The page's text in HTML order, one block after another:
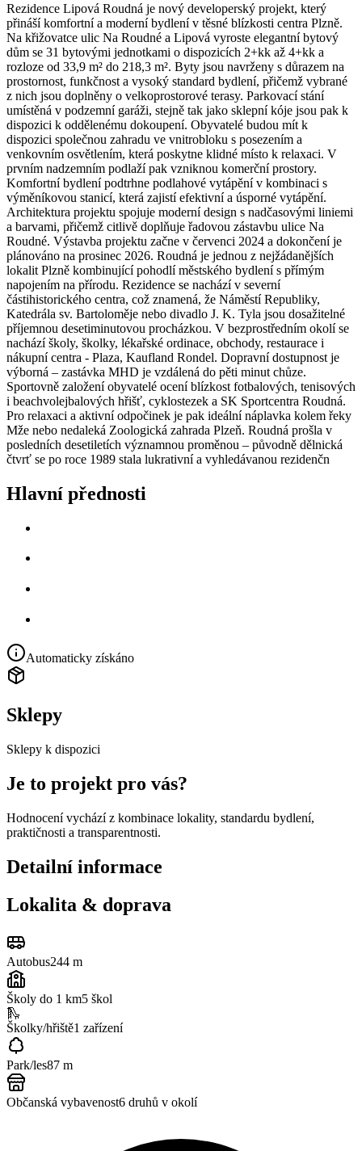
Rezidence Lipová Roudná je nový developerský projekt, který
přináší komfortní a moderní bydlení v těsné blízkosti centra Plzně.
Na křižovatce ulic Na Roudné a Lipová vyroste elegantní bytový
dům se 31 bytovými jednotkami o dispozicích 2+kk až 4+kk a
rozloze od 33,9 m² do 218,3 m². Byty jsou navrženy s důrazem na
prostornost, funkčnost a vysoký standard bydlení, přičemž vybrané
z nich jsou doplněny o velkoprostorové terasy. Parkovací stání
umístěná v podzemní garáži, stejně tak jako sklepní kóje jsou pak k
dispozici k oddělenému dokoupení. Obyvatelé budou mít k
dispozici společnou zahradu ve vnitrobloku s posezením a
venkovním osvětlením, která poskytne klidné místo k relaxaci. V
prvním nadzemním podlaží pak vzniknou komerční prostory.
Komfortní bydlení podtrhne podlahové vytápění v kombinaci s
výměníkovou stanicí, která zajistí efektivní a úsporné vytápění.
Architektura projektu spojuje moderní design s nadčasovými liniemi
a barvami, přičemž citlivě doplňuje řadovou zástavbu ulice Na
Roudné. Výstavba projektu začne v červenci 2024 a dokončení je
plánováno na prosinec 2026. Roudná je jednou z nejžádanějších
lokalit Plzně kombinující pohodlí městského bydlení s přímým
napojením na přírodu. Rezidence se nachází v severní
částihistorického centra, což znamená, že Náměstí Republiky,
Katedrála sv. Bartoloměje nebo divadlo J. K. Tyla jsou dosažitelné
příjemnou desetiminutovou procházkou. V bezprostředním okolí se
nachází školy, školky, lékařské ordinace, obchody, restaurace i
nákupní centra - Plaza, Kaufland Rondel. Dopravní dostupnost je
výborná – zastávka MHD je vzdálená do pěti minut chůze.
Sportovně založení obyvatelé ocení blízkost fotbalových, tenisových
i beachvolejbalových hřišť, cyklostezek a SK Sportcentra Roudná.
Pro relaxaci a aktivní odpočinek je pak ideální náplavka kolem řeky
Mže nebo nedaleká Zoologická zahrada Plzeň. Roudná prošla v
posledních desetiletích významnou proměnou – původně dělnická
čtvrť se po roce 1989 stala lukrativní a vyhledávanou rezidenčn
Hlavní přednosti
Automaticky získáno
Sklepy
Sklepy k dispozici
Je to projekt pro vás?
Hodnocení vychází z kombinace lokality, standardu bydlení,
praktičnosti a transparentnosti.
Detailní informace
Lokalita & doprava
Autobus244 m
Školy do 1 km5 škol
🛝
Školky/hřiště1 zařízení
Park/les87 m
Občanská vybavenost6 druhů v okolí